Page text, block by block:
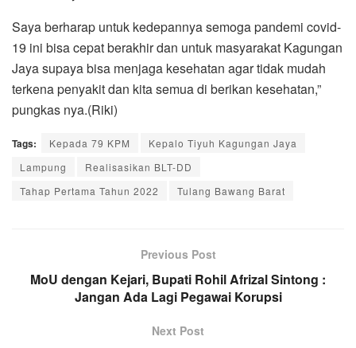
Saya berharap untuk kedepannya semoga pandemi covid-
19 ini bisa cepat berakhir dan untuk masyarakat Kagungan
Jaya supaya bisa menjaga kesehatan agar tidak mudah
terkena penyakit dan kita semua di berikan kesehatan,”
pungkas nya.(Riki)
Tags: Kepada 79 KPM
Kepalo Tiyuh Kagungan Jaya
Lampung
Realisasikan BLT-DD
Tahap Pertama Tahun 2022
Tulang Bawang Barat
Previous Post
MoU dengan Kejari, Bupati Rohil Afrizal Sintong :
Jangan Ada Lagi Pegawai Korupsi
Next Post